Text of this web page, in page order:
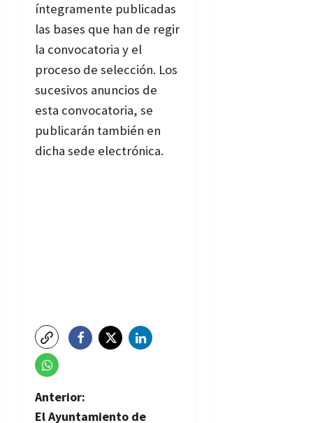
íntegramente publicadas
las bases que han de regir
la convocatoria y el
proceso de selección. Los
sucesivos anuncios de
esta convocatoria, se
publicarán también en
dicha sede electrónica.
N
Anterior:
El Ayuntamiento de